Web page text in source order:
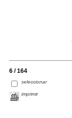
6 / 164
seleccionar
imprimir